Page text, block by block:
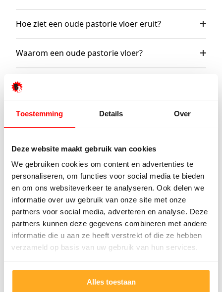
Toestemming Details Over
Deze website maakt gebruik van cookies
We gebruiken cookies om content en advertenties te
personaliseren, om functies voor social media te bieden
en om ons websiteverkeer te analyseren. Ook delen we
informatie over uw gebruik van onze site met onze
partners voor social media, adverteren en analyse. Deze
partners kunnen deze gegevens combineren met andere
informatie die u aan ze heeft verstrekt of die ze hebben
verzameld op basis van uw gebruik van hun services.
Alles toestaan
Hoe ziet een oude pastorie vloer eruit?
Waarom een oude pastorie vloer?
Wat onze klanten zeggen
Hester Schaap
5/5
Top geholpen en voor een mooie prijs
alles kunnen kopen wat ik wil. Heel
vriendelijk, meedenkend en
tegemoetkomend personeel! Bedankt!
Anne
Het
denkt
voor